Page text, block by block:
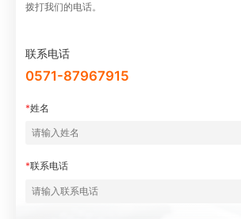
拨打我们的电话。
联系电话
0571-87967915
*姓名
*联系电话